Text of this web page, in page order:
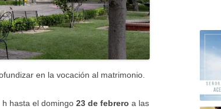
en la vocación al matrimonio.
hasta el domingo 23 de febrero a las